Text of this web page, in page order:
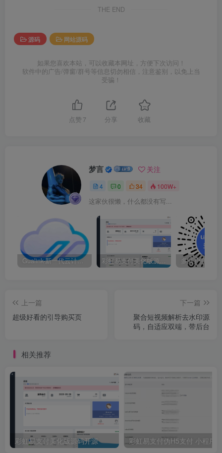
THE END
源码 网站源码
如果您喜欢本站，可以收藏本网址，方便下次访问！
软件中的广告/弹窗/群号等信息切勿相信，注意鉴别，以免上当
受骗！
点赞 7 分享 收藏
梦言 关注
4 0 34 100W+
这家伙很懒，什么都没有写...
Gualink-新一代云计算服务商 彩虹易支付美化版源码开源
上一篇
超级好看的引导购买页
下一篇
聚合短视频解析去水印源
码，自适应双端，带后台
相关推荐
彩虹易支付美化版源码开源